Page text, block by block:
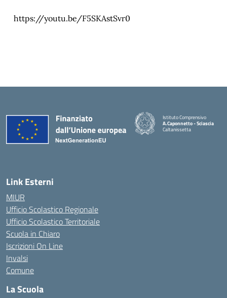
https://youtu.be/F5SKAstSvr0
Istituto Comprensivo
A.Caponnetto - Sciascia
Caltanissetta
Link Esterni
MIUR
Ufficio Scolastico Regionale
Ufficio Scolastico Territoriale
Scuola in Chiaro
Iscrizioni On Line
Invalsi
Comune
La Scuola